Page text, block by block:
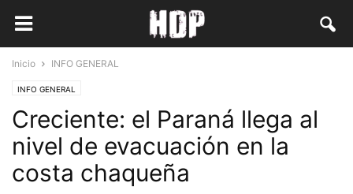
Inicio INFO GENERAL
INFO GENERAL
Creciente: el Paraná llega al
nivel de evacuación en la
costa chaqueña